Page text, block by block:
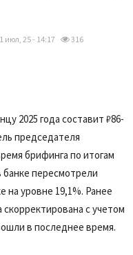
июл, 25 - 14:17 316
2025 года составит ₽86-
председателя
брифинга по итогам
банке пересмотрели
на уровне 19,1%. Ранее
с учетом
в последнее время.